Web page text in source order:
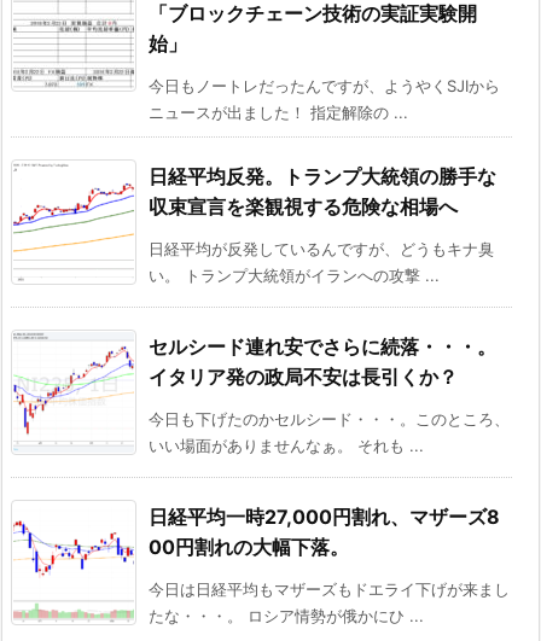
「ブロックチェーン技術の実証実験開
始」
今日もノートレだったんですが、ようやくSJIから
ニュースが出ました！ 指定解除の ...
日経平均反発。トランプ大統領の勝手な
収束宣言を楽観視する危険な相場へ
日経平均が反発しているんですが、どうもキナ臭
い。 トランプ大統領がイランへの攻撃 ...
セルシード連れ安でさらに続落・・・。
イタリア発の政局不安は長引くか？
今日も下げたのかセルシード・・・。このところ、
いい場面がありませんなぁ。 それも ...
日経平均一時27,000円割れ、マザーズ8
00円割れの大幅下落。
今日は日経平均もマザーズもドエライ下げが来まし
たな・・・。 ロシア情勢が俄かにひ ...